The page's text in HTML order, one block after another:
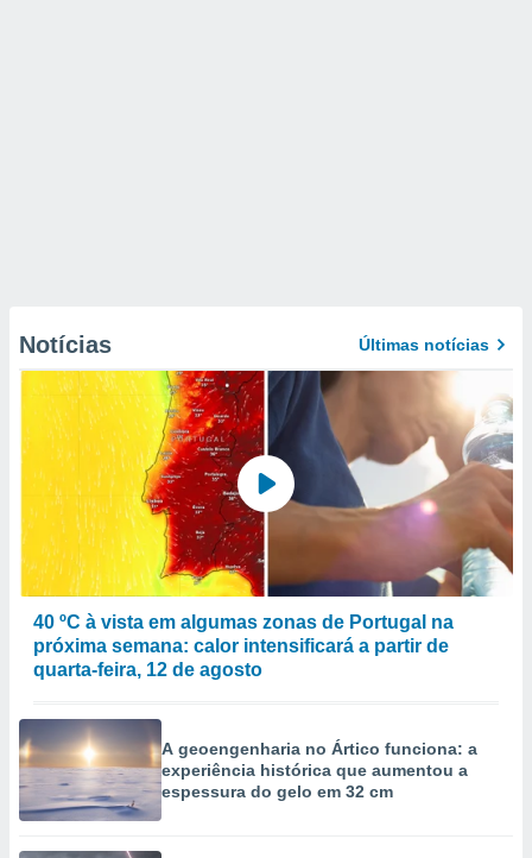
Notícias Últimas notícias
40 ºC à vista em algumas zonas de Portugal na
próxima semana: calor intensificará a partir de
quarta-feira, 12 de agosto
A geoengenharia no Ártico funciona: a
experiência histórica que aumentou a
espessura do gelo em 32 cm